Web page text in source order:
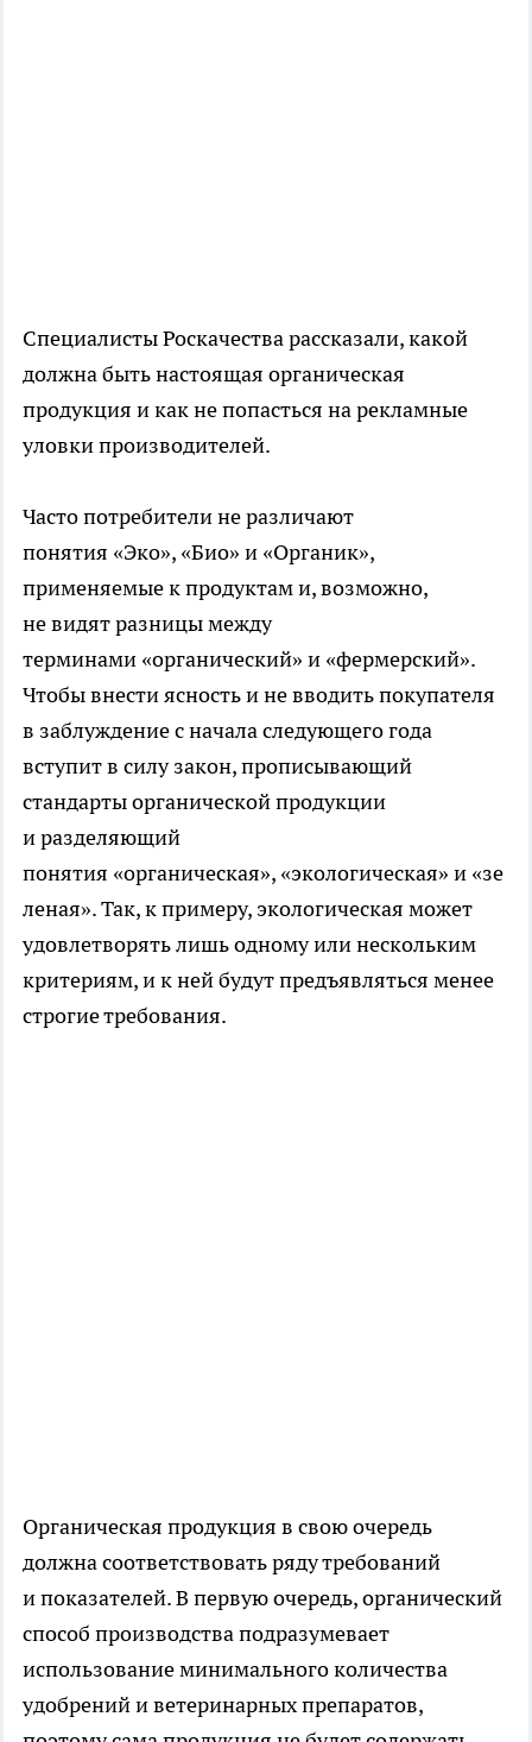
Специалисты Роскачества рассказали, какой
должна быть настоящая органическая
продукция и как не попасться на рекламные
уловки производителей.
Часто потребители не различают
понятия «Эко», «Био» и «Органик»,
применяемые к продуктам и, возможно,
не видят разницы между
терминами «органический» и «фермерский».
Чтобы внести ясность и не вводить покупателя
в заблуждение с начала следующего года
вступит в силу закон, прописывающий
стандарты органической продукции
и разделяющий
понятия «органическая», «экологическая» и «зе
леная». Так, к примеру, экологическая может
удовлетворять лишь одному или нескольким
критериям, и к ней будут предъявляться менее
строгие требования.
Органическая продукция в свою очередь
должна соответствовать ряду требований
и показателей. В первую очередь, органический
способ производства подразумевает
использование минимального количества
удобрений и ветеринарных препаратов,